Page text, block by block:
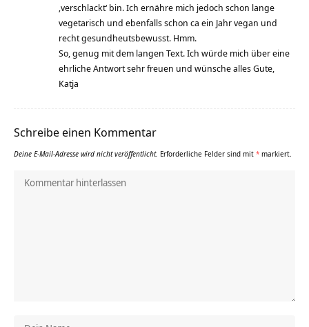
‚verschlackt‘ bin. Ich ernähre mich jedoch schon lange
vegetarisch und ebenfalls schon ca ein Jahr vegan und
recht gesundheutsbewusst. Hmm.
So, genug mit dem langen Text. Ich würde mich über eine
ehrliche Antwort sehr freuen und wünsche alles Gute,
Katja
Schreibe einen Kommentar
Deine E-Mail-Adresse wird nicht veröffentlicht. Erforderliche Felder sind mit * markiert.